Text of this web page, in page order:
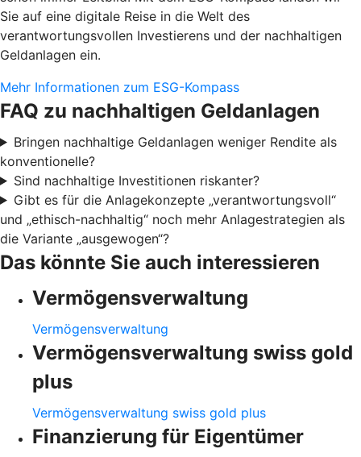
Sie auf eine digitale Reise in die Welt des
verantwortungsvollen Investierens und der nachhaltigen
Geldanlagen ein.
Mehr Informationen zum ESG-Kompass
FAQ zu nachhaltigen Geldanlagen
Bringen nachhaltige Geldanlagen weniger Rendite als
konventionelle?
Sind nachhaltige Investitionen riskanter?
Gibt es für die Anlagekonzepte „verantwortungsvoll“
und „ethisch-nachhaltig“ noch mehr Anlagestrategien als
die Variante „ausgewogen“?
Das könnte Sie auch interessieren
Vermögensverwaltung
Vermögensverwaltung
Vermögensverwaltung swiss gold
plus
Vermögensverwaltung swiss gold plus
Finanzierung für Eigentümer